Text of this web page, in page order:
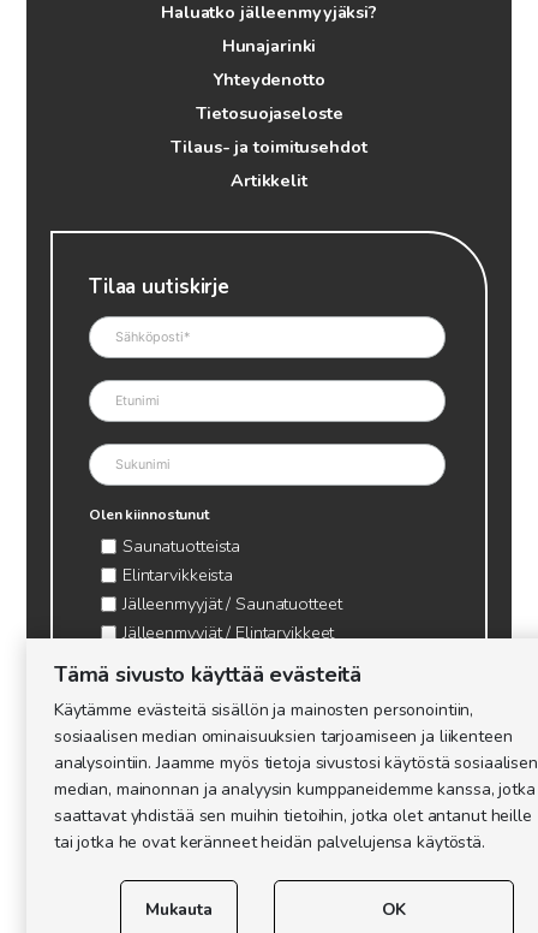
Haluatko jälleenmyyjäksi?
Hunajarinki
Yhteydenotto
Tietosuojaseloste
Tilaus- ja toimitusehdot
Artikkelit
Tilaa uutiskirje
Olen kiinnostunut
Saunatuotteista
Elintarvikkeista
Jälleenmyyjät / Saunatuotteet
Jälleenmyyjät / Elintarvikkeet
Kynttilätarvikkeet & mehiläisvaha
Mehiläistarvikkeet
Ajankohtaista & tietopaketit tarhaajalle
Tämä sivusto käyttää evästeitä
Käytämme evästeitä sisällön ja mainosten personointiin,
sosiaalisen median ominaisuuksien tarjoamiseen ja liikenteen
analysointiin. Jaamme myös tietoja sivustosi käytöstä sosiaalisen
median, mainonnan ja analyysin kumppaneidemme kanssa, jotka
saattavat yhdistää sen muihin tietoihin, jotka olet antanut heille
tai jotka he ovat keränneet heidän palvelujensa käytöstä.
Mukauta OK